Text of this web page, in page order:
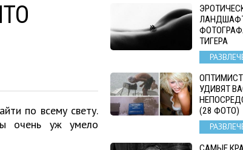
по всему свету.
очень уж умело
ТИГЕРА
УДИВЯТ
(28 ФОТО)